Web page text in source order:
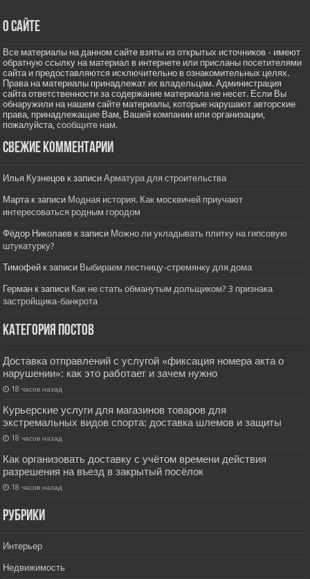
О сайте
Все материалы на данном сайте взяты из открытых источников - имеют
обратную ссылку на материал в интернете или присланы посетителями
сайта и предоставляются исключительно в ознакомительных целях.
Права на материалы принадлежат их владельцам. Администрация
сайта ответственности за содержание материала не несет. Если Вы
обнаружили на нашем сайте материалы, которые нарушают авторские
права, принадлежащие Вам, Вашей компании или организации,
пожалуйста,сообщите нам.
Свежие комментарии
Илья Кузнецов к записиАрматура для строительства
Мартак записи Модная история. Как москвичей приучают
интересоваться родным городом
Фёдор Николаев к записи Можно ли укладывать плитку на гипсовую
штукатурку?
Тимофей к записи Выбираем лестницу-стремянку для дома
Герман к записи Как не стать обманутым дольщиком? 3 признака
застройщика-банкрота
Категория постов
Доставка отправлений с услугой «фиксация номера акта о
нарушении»: как это работает и зачем нужно
18 часов назад
Курьерские услуги для магазинов товаров для
экстремальных видов спорта: доставка шлемов и защиты
18 часов назад
Как организовать доставку с учётом времени действия
разрешения на въезд в закрытый посёлок
18 часов назад
РУбрики
Интерьер
Недвижимость